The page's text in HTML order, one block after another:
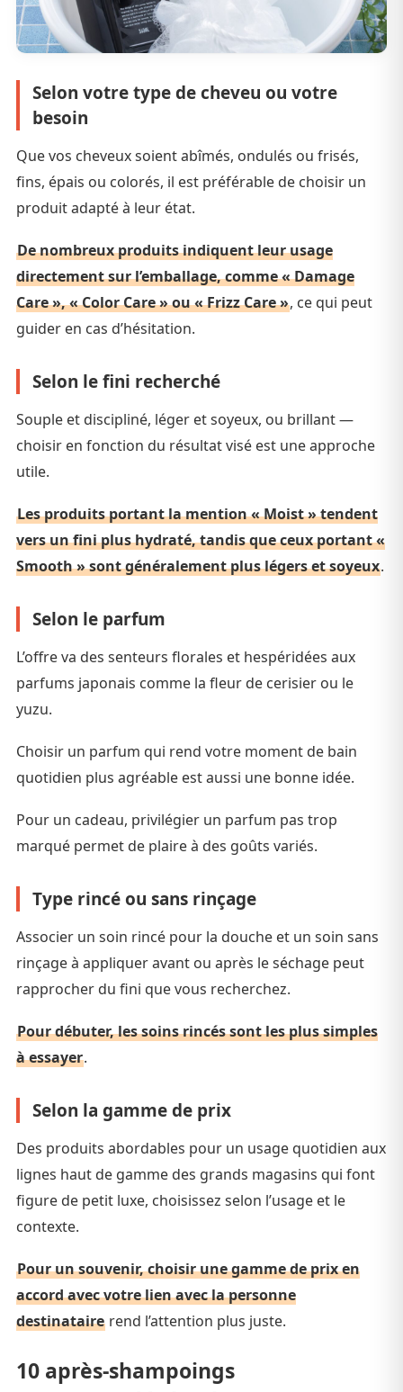
Selon votre type de cheveu ou votre
besoin
Que vos cheveux soient abîmés, ondulés ou frisés,
fins, épais ou colorés, il est préférable de choisir un
produit adapté à leur état.
De nombreux produits indiquent leur usage
directement sur l’emballage, comme « Damage
Care », « Color Care » ou « Frizz Care », ce qui peut
guider en cas d’hésitation.
Selon le fini recherché
Souple et discipliné, léger et soyeux, ou brillant —
choisir en fonction du résultat visé est une approche
utile.
Les produits portant la mention « Moist » tendent
vers un fini plus hydraté, tandis que ceux portant «
Smooth » sont généralement plus légers et soyeux.
Selon le parfum
L’offre va des senteurs florales et hespéridées aux
parfums japonais comme la fleur de cerisier ou le
yuzu.
Choisir un parfum qui rend votre moment de bain
quotidien plus agréable est aussi une bonne idée.
Pour un cadeau, privilégier un parfum pas trop
marqué permet de plaire à des goûts variés.
Type rincé ou sans rinçage
Associer un soin rincé pour la douche et un soin sans
rinçage à appliquer avant ou après le séchage peut
rapprocher du fini que vous recherchez.
Pour débuter, les soins rincés sont les plus simples
à essayer.
Selon la gamme de prix
Des produits abordables pour un usage quotidien aux
lignes haut de gamme des grands magasins qui font
figure de petit luxe, choisissez selon l’usage et le
contexte.
Pour un souvenir, choisir une gamme de prix en
accord avec votre lien avec la personne
destinataire rend l’attention plus juste.
10 après-shampoings